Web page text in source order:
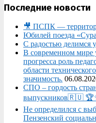
Последние новости
🎥 ПСПК —
Юбилей поезда
С радостью делимся
В современном мире
прогресса роль
области
значимость.
СПО – гордость
выпускников🇷🇺
Не определился с
Пензенский